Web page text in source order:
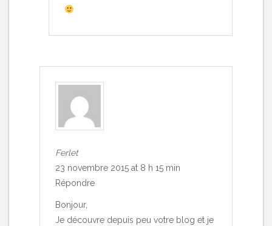
Ferlet
23 novembre 2015 at 8 h 15 min
Répondre
Bonjour,
Je découvre depuis peu votre blog et je